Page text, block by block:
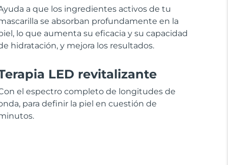
a que los ingredientes activos de tu
se absorban profundamente en la
lo que aumenta su eficacia y su capacidad
hidratación, y mejora los resultados.
LED revitalizante
el espectro completo de longitudes de
para definir la piel en cuestión de